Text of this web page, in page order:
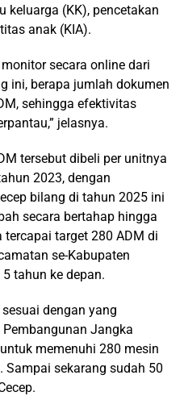
keluarga (KK), pencetakan
anak (KIA).
secara online dari
ini, berapa jumlah dokumen
sehingga efektivitas
jelasnya.
tersebut dibeli per unitnya
2023, dengan
bilang di tahun 2025 ini
secara bertahap hingga
target 280 ADM di
se-Kabupaten
tahun ke depan.
dengan yang
Jangka
memenuhi 280 mesin
Sampai sekarang sudah 50